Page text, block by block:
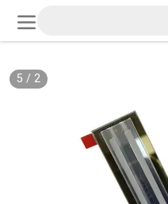
2
/
5